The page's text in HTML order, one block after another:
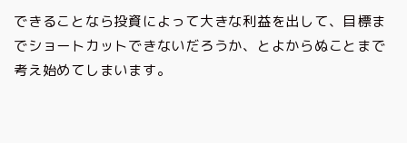
できることなら投資によって大きな利益を出して、目標ま
でショートカットできないだろうか、とよからぬことまで
考え始めてしまいます。